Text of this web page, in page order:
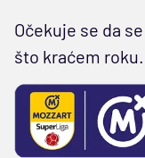
Očekuje se da
što kraćem